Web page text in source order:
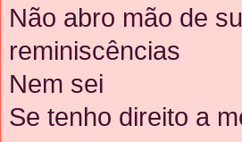
Não abro mão de
reminiscências
Nem sei
Se tenho direito a